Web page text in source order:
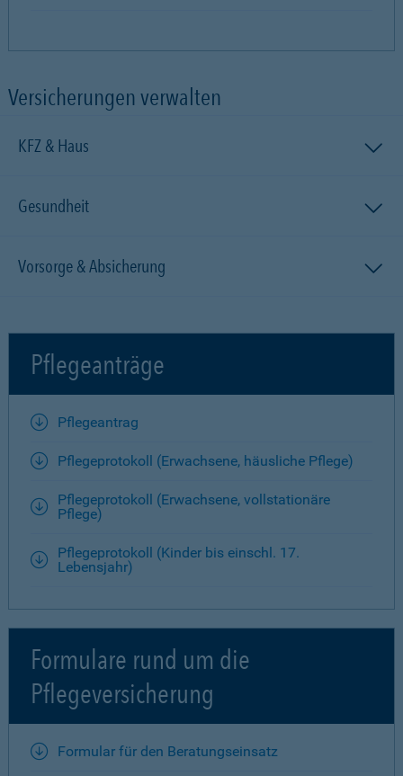
Versicherungen verwalten
KFZ & Haus
Gesundheit
Vorsorge & Absicherung
Pflegeanträge
Pflegeantrag
Pflegeprotokoll (Erwachsene, häusliche Pflege)
Pflegeprotokoll (Erwachsene, vollstationäre
Pflege)
Pflegeprotokoll (Kinder bis einschl. 17.
Lebensjahr)
Formulare rund um die
Pflegeversicherung
Formular für den Beratungseinsatz